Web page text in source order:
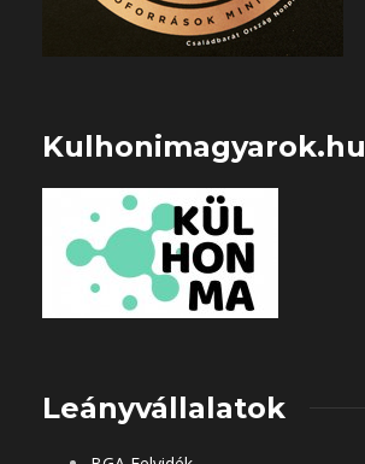
Kulhonimagyarok.hu
Leányvállalatok